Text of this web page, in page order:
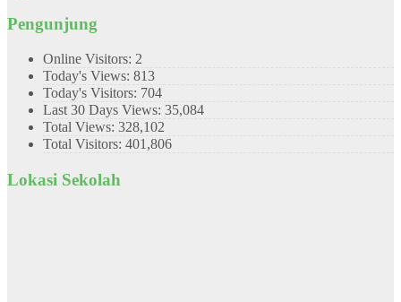
Pengunjung
Online Visitors: 2
Today's Views: 813
Today's Visitors: 704
Last 30 Days Views: 35,084
Total Views: 328,102
Total Visitors: 401,806
Lokasi Sekolah